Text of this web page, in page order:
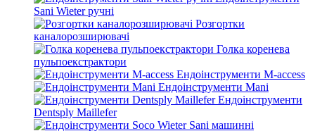
Sani Wieter ручні
Розгортки
каналорозширювачі
Голка коренева
пульпоекстрактори
Ендоінструменти M-access
Ендоінструменти Mani
Ендоінструменти
Dentsply Maillefer